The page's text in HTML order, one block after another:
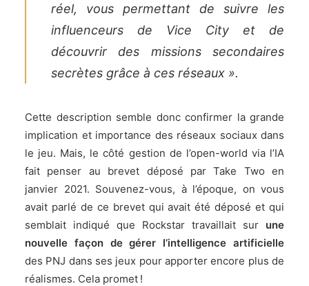
réel, vous permettant de suivre les
influenceurs de Vice City et de
découvrir des missions secondaires
secrètes grâce à ces réseaux ».
Cette description semble donc confirmer la grande
implication et importance des réseaux sociaux dans
le jeu. Mais, le côté gestion de l’open-world via l’IA
fait penser au brevet déposé par Take Two en
janvier 2021. Souvenez-vous, à l’époque, on vous
avait parlé de ce brevet qui avait été déposé et qui
semblait indiqué que Rockstar travaillait sur une
nouvelle façon de gérer l’intelligence artificielle
des PNJ dans ses jeux pour apporter encore plus de
réalismes. Cela promet !